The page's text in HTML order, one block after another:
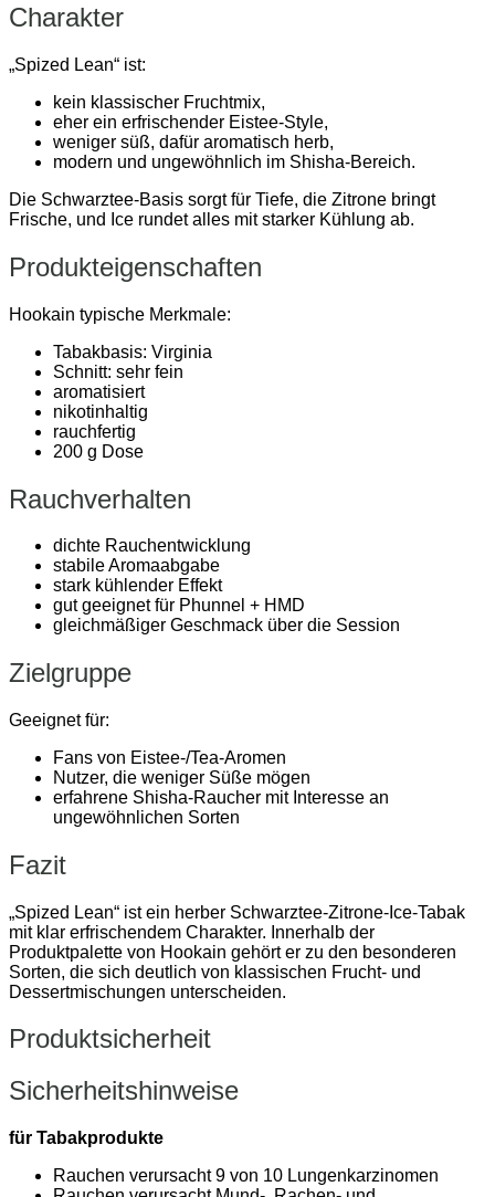
Charakter
„Spized Lean“ ist:
kein klassischer Fruchtmix,
eher ein erfrischender Eistee-Style,
weniger süß, dafür aromatisch herb,
modern und ungewöhnlich im Shisha-Bereich.
Die Schwarztee-Basis sorgt für Tiefe, die Zitrone bringt
Frische, und Ice rundet alles mit starker Kühlung ab.
Produkteigenschaften
Hookain typische Merkmale:
Tabakbasis: Virginia
Schnitt: sehr fein
aromatisiert
nikotinhaltig
rauchfertig
200 g Dose
Rauchverhalten
dichte Rauchentwicklung
stabile Aromaabgabe
stark kühlender Effekt
gut geeignet für Phunnel + HMD
gleichmäßiger Geschmack über die Session
Zielgruppe
Geeignet für:
Fans von Eistee-/Tea-Aromen
Nutzer, die weniger Süße mögen
erfahrene Shisha-Raucher mit Interesse an
ungewöhnlichen Sorten
Fazit
„Spized Lean“ ist ein herber Schwarztee-Zitrone-Ice-Tabak
mit klar erfrischendem Charakter. Innerhalb der
Produktpalette von Hookain gehört er zu den besonderen
Sorten, die sich deutlich von klassischen Frucht- und
Dessertmischungen unterscheiden.
Produktsicherheit
Sicherheitshinweise
für Tabakprodukte
Rauchen verursacht 9 von 10 Lungenkarzinomen